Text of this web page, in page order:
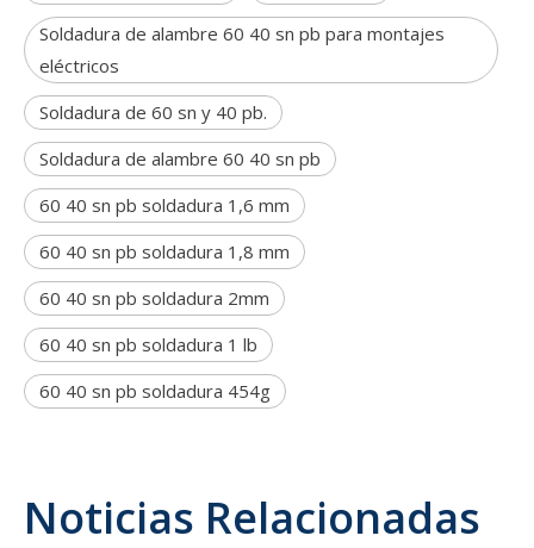
Soldadura de alambre 60 40 sn pb para montajes
eléctricos
Soldadura de 60 sn y 40 pb.
Soldadura de alambre 60 40 sn pb
60 40 sn pb soldadura 1,6 mm
60 40 sn pb soldadura 1,8 mm
60 40 sn pb soldadura 2mm
60 40 sn pb soldadura 1 lb
60 40 sn pb soldadura 454g
Noticias Relacionadas